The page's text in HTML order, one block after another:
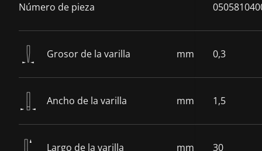
Número de pieza
Grosor de la varilla mm 0,3
Ancho de la varilla mm 1,5
Largo de la varilla mm 30